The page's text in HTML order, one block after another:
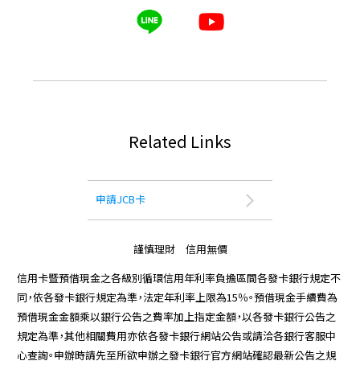
Related Links
申請JCB卡
謹慎理財 信用無價
信用卡暨預借現金之各級別循環信用年利率負擔區間各發卡銀行規定不
同，依各發卡銀行規定為準，法定年利率上限為15％。預借現金手續費為
預借現金金額乘以銀行公告之費率加上指定金額，以各發卡銀行公告之
規定為準，其他相關費用亦依各發卡銀行網站公告或請洽各銀行客服中
心查詢。申辦時請先至所欲申辦之發卡銀行官方網站確認最新公告之規